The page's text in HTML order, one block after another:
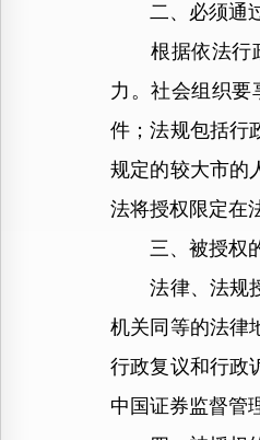
二、必须通过
根据依法行政
力。社会组织要
件；法规包括行
规定的较大市的
法将授权限定在
三、被授权的
法律、法规授
机关同等的法律
行政复议和行政
中国证券监督管